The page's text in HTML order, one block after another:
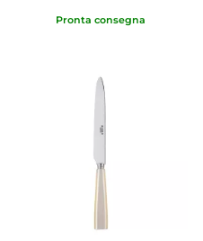
Pronta consegna